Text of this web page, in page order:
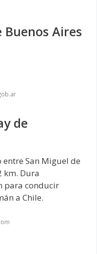
Aires
de
San Miguel de
km. Dura
para conducir
a Chile.